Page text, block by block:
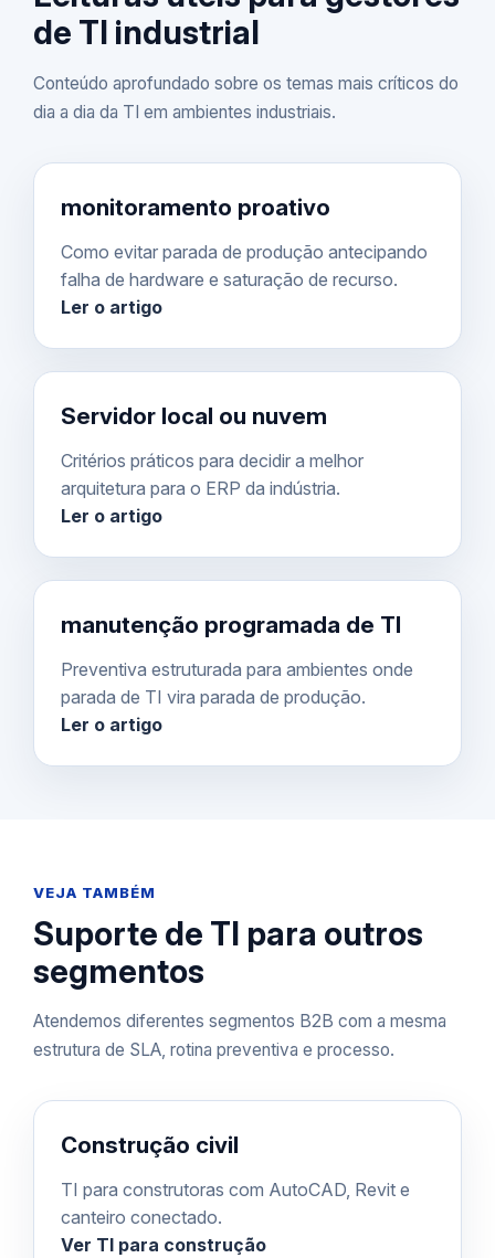
de TI industrial
Conteúdo aprofundado sobre os temas mais críticos do
dia a dia da TI em ambientes industriais.
monitoramento proativo
Como evitar parada de produção antecipando
falha de hardware e saturação de recurso.
Ler o artigo
Servidor local ou nuvem
Critérios práticos para decidir a melhor
arquitetura para o ERP da indústria.
Ler o artigo
manutenção programada de TI
Preventiva estruturada para ambientes onde
parada de TI vira parada de produção.
Ler o artigo
VEJA TAMBÉM
Suporte de TI para outros
segmentos
Atendemos diferentes segmentos B2B com a mesma
estrutura de SLA, rotina preventiva e processo.
Construção civil
TI para construtoras com AutoCAD, Revit e
canteiro conectado.
Ver TI para construção